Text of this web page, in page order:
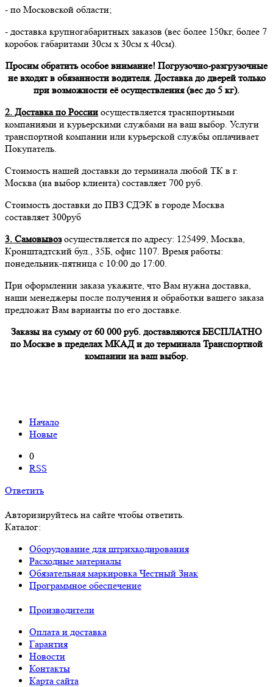
- по Московской области;
- доставка крупногабаритных заказов (вес более 150кг, более 7
коробок габаритами 30см х 30см х 40см).
Просим обратить особое внимание! Погрузочно-разгрузочные
не входят в обязанности водителя. Доставка до дверей только
при возможности её осуществления (вес до 5 кг).
2. Доставка по России осуществляется траснпортными
компаниями и курьерскими службами на ваш выбор. Услуги
транспортной компании или курьерской службы оплачивает
Покупатель.
Стоимость нашей доставки до терминала любой ТК в г.
Москва (на выбор клиента) составляет 700 руб.
Стоимость доставки до ПВЗ СДЭК в городе Москва
составляет 300руб
3. Самовывозосуществляется по адресу: 125499, Москва,
Кронштадтский бул., 35Б, офис 1107. Время работы:
понедельник-пятница с 10:00 до 17:00.
При оформлении заказа укажите, что Вам нужна доставка,
наши менеджеры после получения и обработки вашего заказа
предложат Вам варианты по его доставке.
Заказы на сумму от 60 000 руб. доставляются БЕСПЛАТНО
по Москве в пределах МКАД и до терминала Транспортной
компании на ваш выбор.
Начало
Новые
0
RSS
Ответить
Авторизируйтесь на сайте чтобы ответить.
Каталог:
Оборудование для штрихкодирования
Расходные материалы
Обязательная маркировка Честный Знак
Программное обеспечение
Производители
Оплата и доставка
Гарантия
Новости
Контакты
Карта сайта